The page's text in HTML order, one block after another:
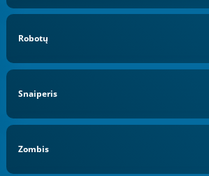
Robotų
Snaiperis
Zombis